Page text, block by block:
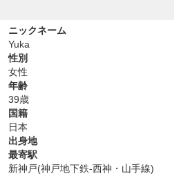
ニックネーム
Yuka
性別
女性
年齢
39歳
国籍
日本
出身地
最寄駅
新神戸(神戸地下鉄-西神・山手線)